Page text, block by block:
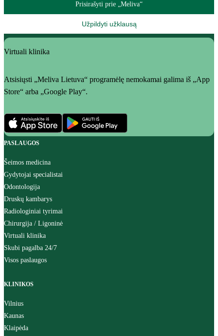
Prisirašyti prie „Meliva“
Užpildyti užklausą
Virtuali klinika
Atsisiųsti „Meliva Lietuva“ programėlę nemokamai galima iš „App
Store“ arba „Google Play“.
PASLAUGOS
Šeimos medicina
Gydytojai specialistai
Odontologija
Druskų kambarys
Radiologiniai tyrimai
Chirurgija / Ligoninė
Virtuali klinika
Skubi pagalba 24/7
Visos paslaugos
KLINIKOS
Vilnius
Kaunas
Klaipėda